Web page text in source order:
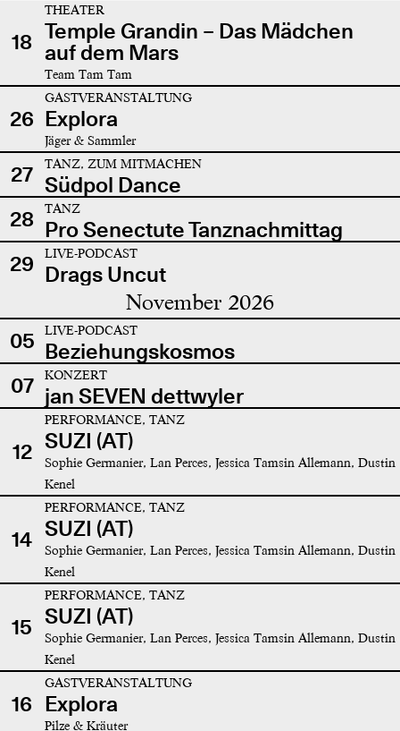
18
THEATER
Temple Grandin – Das Mädchen
auf dem Mars
Team Tam Tam
26
GASTVERANSTALTUNG
Explora
Jäger & Sammler
27 TANZ, ZUM MITMACHEN
Südpol Dance
28
TANZ
Pro Senectute Tanznachmittag
29
LIVE-PODCAST
Drags Uncut
November 2026
05 LIVE-PODCAST
Beziehungskosmos
07
KONZERT
jan SEVEN dettwyler
12
PERFORMANCE, TANZ
SUZI (AT)
Sophie Germanier, Lan Perces, Jessica Tamsin Allemann, Dustin
Kenel
14
PERFORMANCE, TANZ
SUZI (AT)
Sophie Germanier, Lan Perces, Jessica Tamsin Allemann, Dustin
Kenel
15
PERFORMANCE, TANZ
SUZI (AT)
Sophie Germanier, Lan Perces, Jessica Tamsin Allemann, Dustin
Kenel
16
GASTVERANSTALTUNG
Explora
Pilze & Kräuter